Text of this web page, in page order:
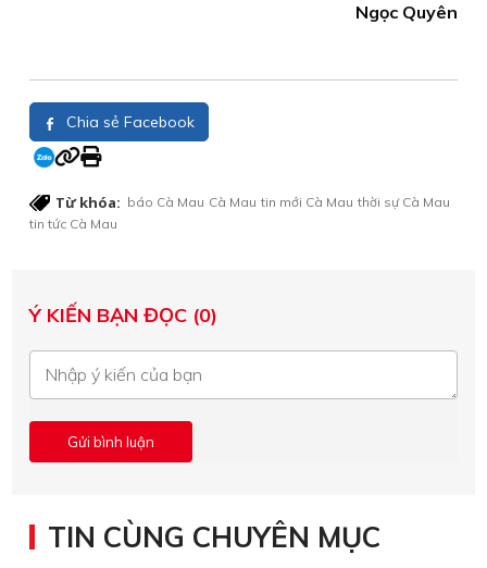
Ngọc Quyên
Chia sẻ Facebook
Từ khóa: báo Cà Mau Cà Mau tin mới Cà Mau thời sự Cà Mau
tin tức Cà Mau
Ý KIẾN BẠN ĐỌC (0)
TIN CÙNG CHUYÊN MỤC